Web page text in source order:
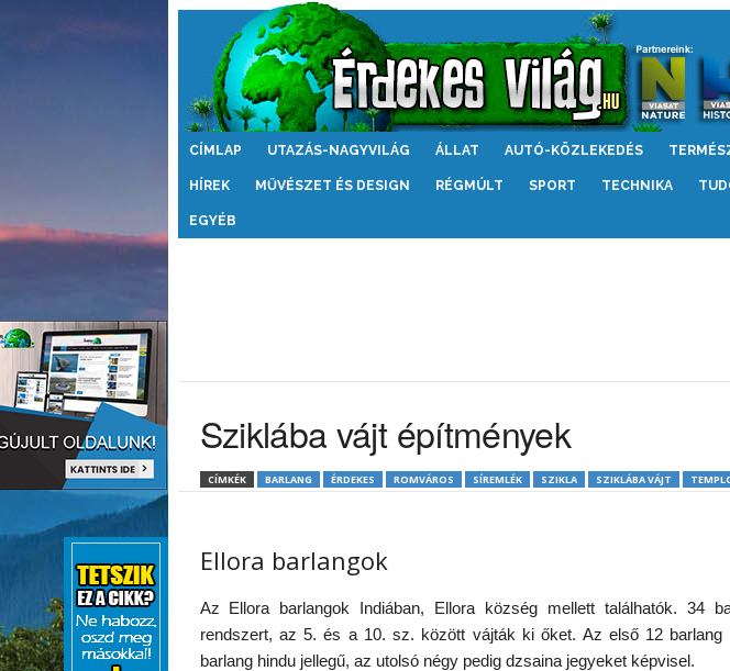
Érdekes
CÍMLAP UTAZÁS-NAGYVILÁG ÁLLAT AUTÓ-KÖZLEKEDÉS
HÍREK MŰVÉSZET ÉS DESIGN RÉGMÚLT SPORT TECHNIKA
EGYÉB
Sziklába vájt építmények
CÍMKÉK BARLANG ÉRDEKES ROMVÁROS SÍREMLÉK SZIKLA SZIKLÁBA VÁJT
Ellora barlangok
Az Ellora barlangok Indiában, Ellora község mellett találhatók. 34
rendszert, az 5. és a 10. sz. között vájták ki őket. Az első 12 barlang
barlang hindu jellegű, az utolsó négy pedig dzsaina jegyeket képvisel.